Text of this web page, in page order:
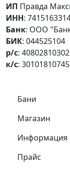
ИП Правда
ИНН:
Банк: ООО
БИК: 044525104
р/с:
к/с:
Самое
Бани
Магазин
Информация
Прайс